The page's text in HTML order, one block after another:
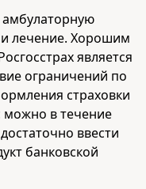
лечение. Хорошим
является
ограничений по
страховки
можно в течение
ввести
банковской